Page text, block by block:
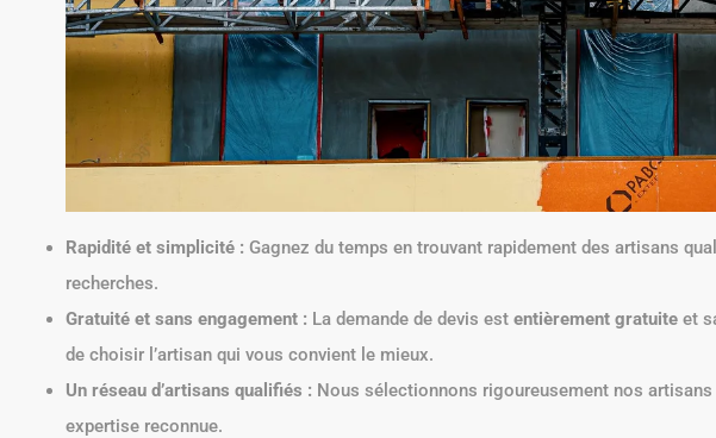
Rapidité et simplicité : Gagnez du temps en trouvant rapidement des artisans
recherches.
Gratuité et sans engagement : La demande de devis est entièrement gratuite et
de choisir l’artisan qui vous convient le mieux.
Un réseau d’artisans qualifiés : Nous sélectionnons rigoureusement nos
expertise reconnue.